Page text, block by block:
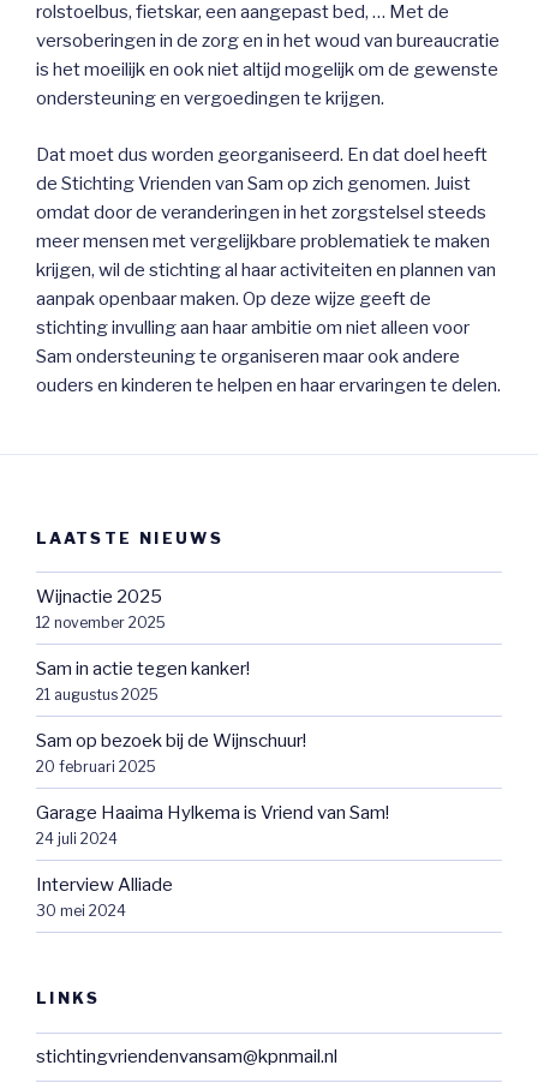
rolstoelbus, fietskar, een aangepast bed, … Met de
versoberingen in de zorg en in het woud van bureaucratie
is het moeilijk en ook niet altijd mogelijk om de gewenste
ondersteuning en vergoedingen te krijgen.
Dat moet dus worden georganiseerd. En dat doel heeft
de Stichting Vrienden van Sam op zich genomen. Juist
omdat door de veranderingen in het zorgstelsel steeds
meer mensen met vergelijkbare problematiek te maken
krijgen, wil de stichting al haar activiteiten en plannen van
aanpak openbaar maken. Op deze wijze geeft de
stichting invulling aan haar ambitie om niet alleen voor
Sam ondersteuning te organiseren maar ook andere
ouders en kinderen te helpen en haar ervaringen te delen.
LAATSTE NIEUWS
Wijnactie 2025
12 november 2025
Sam in actie tegen kanker!
21 augustus 2025
Sam op bezoek bij de Wijnschuur!
20 februari 2025
Garage Haaima Hylkema is Vriend van Sam!
24 juli 2024
Interview Alliade
30 mei 2024
LINKS
stichtingvriendenvansam@kpnmail.nl